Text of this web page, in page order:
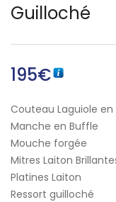
Guilloché
195€
Couteau Laguiole
Manche en Buffle
Mouche forgée
Mitres Laiton
Platines Laiton
Ressort guilloché